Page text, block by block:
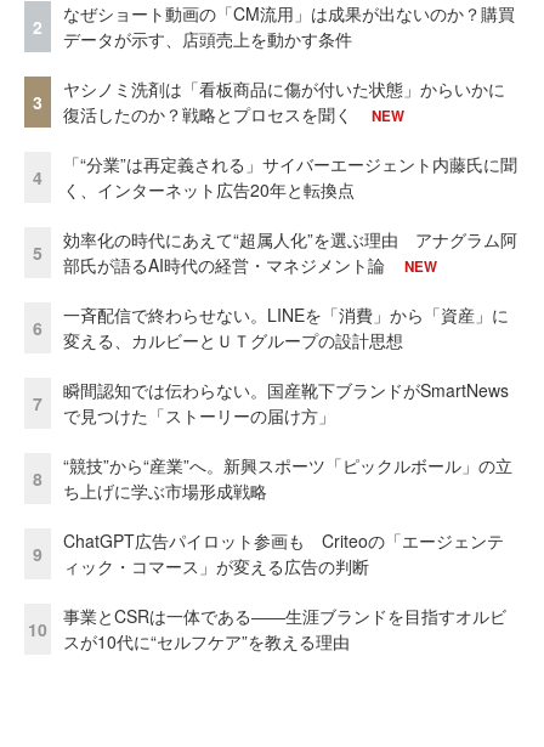
2
なぜショート動画の「CM流用」は成果が出ないのか？購買
データが示す、店頭売上を動かす条件
3
ヤシノミ洗剤は「看板商品に傷が付いた状態」からいかに
復活したのか？戦略とプロセスを聞く
NEW
4
「“分業”は再定義される」サイバーエージェント内藤氏に聞
く、インターネット広告20年と転換点
5
効率化の時代にあえて“超属人化”を選ぶ理由 アナグラム阿
部氏が語るAI時代の経営・マネジメント論
NEW
6
一斉配信で終わらせない。LINEを「消費」から「資産」に
変える、カルビーとＵＴグループの設計思想
7
瞬間認知では伝わらない。国産靴下ブランドがSmartNews
で見つけた「ストーリーの届け方」
8
“競技”から“産業”へ。新興スポーツ「ピックルボール」の立
ち上げに学ぶ市場形成戦略
9
ChatGPT広告パイロット参画も Criteoの「エージェンテ
ィック・コマース」が変える広告の判断
10
事業とCSRは一体である――生涯ブランドを目指すオルビ
スが10代に“セルフケア”を教える理由